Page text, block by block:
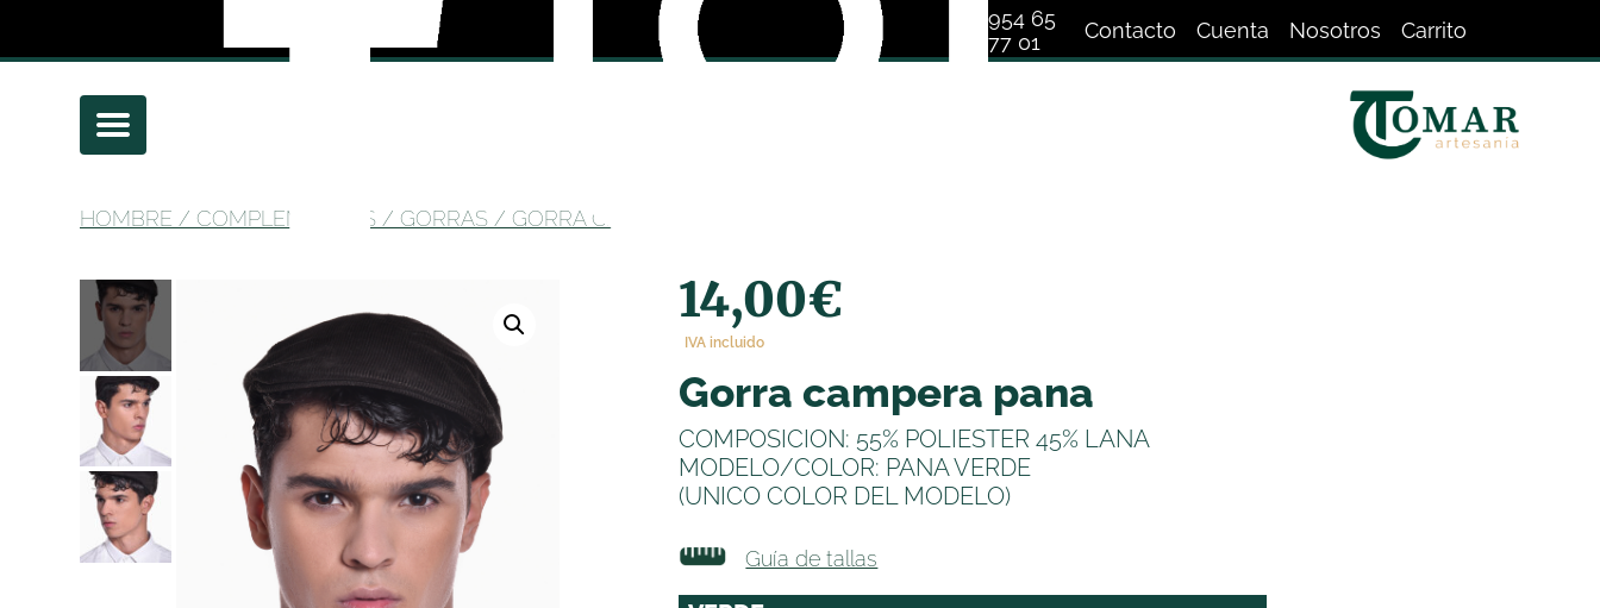
954 65
77 01
Contacto Cuenta Nosotros Carrito
HOMBRE /COMPLEMENTOS /GORRAS / GORRA CAMPERA PANA
14,00€
IVA incluido
gorra campera pana
COMPOSICION: 55% POLIESTER 45% LANA
MODELO/COLOR: PANA VERDE
(UNICO COLOR DEL MODELO)
Guía de tallas